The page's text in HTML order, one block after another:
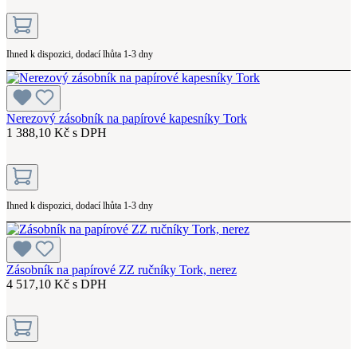
Ihned k dispozici, dodací lhůta 1-3 dny
Nerezový zásobník na papírové kapesníky Tork
1 388,10 Kč s DPH
Ihned k dispozici, dodací lhůta 1-3 dny
Zásobník na papírové ZZ ručníky Tork, nerez
4 517,10 Kč s DPH